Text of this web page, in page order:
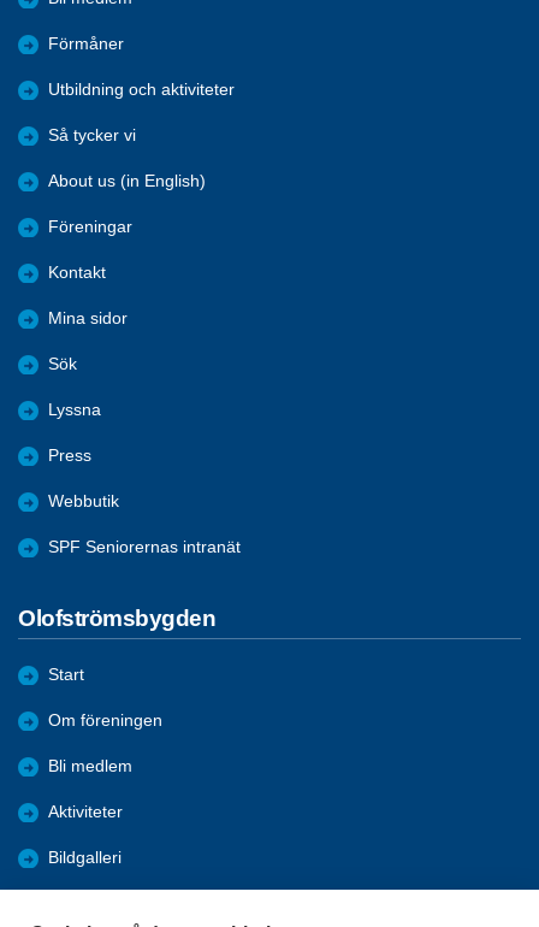
Förmåner
Utbildning och aktiviteter
Så tycker vi
About us (in English)
Föreningar
Kontakt
Mina sidor
Sök
Lyssna
Press
Webbutik
SPF Seniorernas intranät
Olofströmsbygden
Start
Om föreningen
Bli medlem
Aktiviteter
Bildgalleri